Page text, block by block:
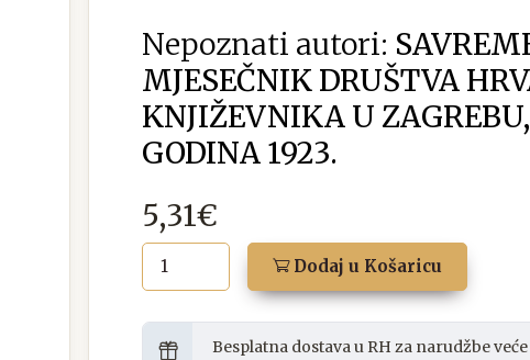
Nepoznati autori:
MJESEČNIK DRUŠTVA
KNJIŽEVNIKA U ZAGREBU,
GODINA 1923.
5,31€
Dodaj u Košaricu
Besplatna dostava u RH za narudžbe